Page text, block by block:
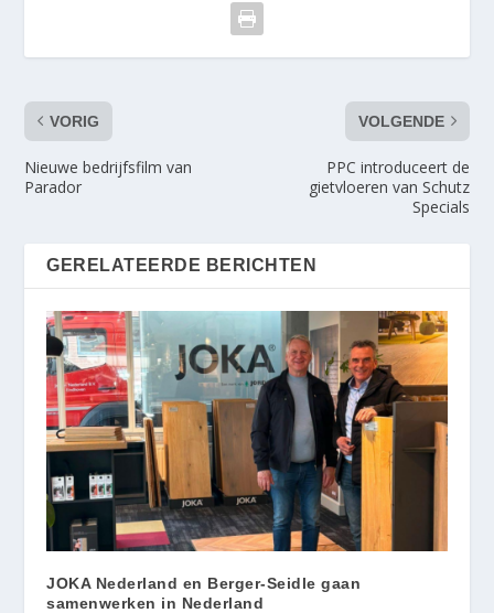
VORIG
Nieuwe bedrijfsfilm van
Parador
VOLGENDE
PPC introduceert de
gietvloeren van Schutz
Specials
GERELATEERDE BERICHTEN
JOKA Nederland en Berger-Seidle gaan
samenwerken in Nederland